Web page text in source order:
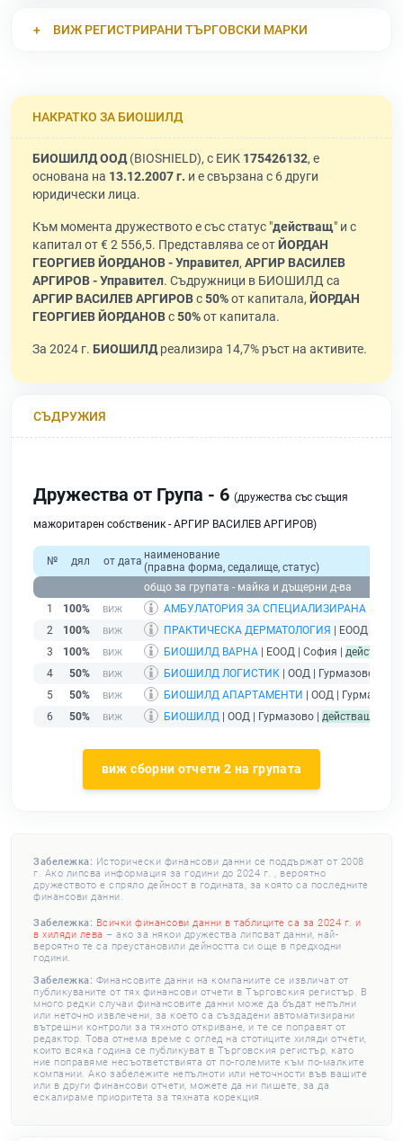
ВИЖ РЕГИСТРИРАНИ ТЪРГОВСКИ МАРКИ
НАКРАТКО ЗА БИОШИЛД
БИОШИЛД ООД(BIOSHIELD), с ЕИК 175426132, е
основана на 13.12.2007 г. и е свързана с 6 други
юридически лица.
Към момента дружеството е със статус "действащ" и с
капитал от € 2 556,5. Представлява се отЙОРДАН
ГЕОРГИЕВ ЙОРДАНОВ - Управител, АРГИР ВАСИЛЕВ
АРГИРОВ - Управител. Съдружници в БИОШИЛД са
АРГИР ВАСИЛЕВ АРГИРОВс50%от капитала, ЙОРДАН
ГЕОРГИЕВ ЙОРДАНОВс50%от капитала.
За 2024 г. БИОШИЛДреализира 14,7% ръст на активите.
СЪДРУЖИЯ
Дружества от Група - 6 (дружества със същия
мажоритарен собственик - АРГИР ВАСИЛЕВ АРГИРОВ)
№ дял от дата наименование
(правна форма, седалище, статус)
общо за групата - майка и дъщерни д-ва
1
100%
АМБУЛАТОРИЯ ЗА СПЕЦИАЛИЗИРАНА
2
100% ПРАКТИЧЕСКА ДЕРМАТОЛОГИЯ
| ЕООД |
3
100% БИОШИЛД ВАРНА | ЕООД | София | действащ
4
50% БИОШИЛД ЛОГИСТИК | ООД | Гурмазово |
5
50% БИОШИЛД АПАРТАМЕНТИ
| ООД | Гурмазово
6
50% БИОШИЛД | ООД | Гурмазово | действащ
виж сборни отчети 2 на групата
Забележка: Исторически финансови данни се поддържат от 2008
г. Ако липсва информация за години до 2024 г. , вероятно
дружеството е спряло дейност в годината, за която са последните
финансови данни.
Забележка: Всички финансови данни в таблиците са за 2024 г. и
в хиляди лева – ако за някои дружества липсват данни, най-
вероятно те са преустановили дейността си още в предходни
години.
Забележка: Финансовите данни на компаниите се извличат от
публикуваните от тях финансови отчети в Търговския регистър. В
много редки случаи финансовите данни може да бъдат непълни
или неточно извлечени, за което са създадени автоматизирани
вътрешни контроли за тяхното откриване, и те се поправят от
редактор. Това отнема време с оглед на стотиците хиляди отчети,
които всяка година се публикуват в Търговския регистър, като
ние поправяме несъответствията от по-големите към по-малките
компании. Ако забележите непълноти или неточности във вашите
или в други финансови отчети, можете да ни пишете, за да
ескалираме приоритета за тяхната корекция.